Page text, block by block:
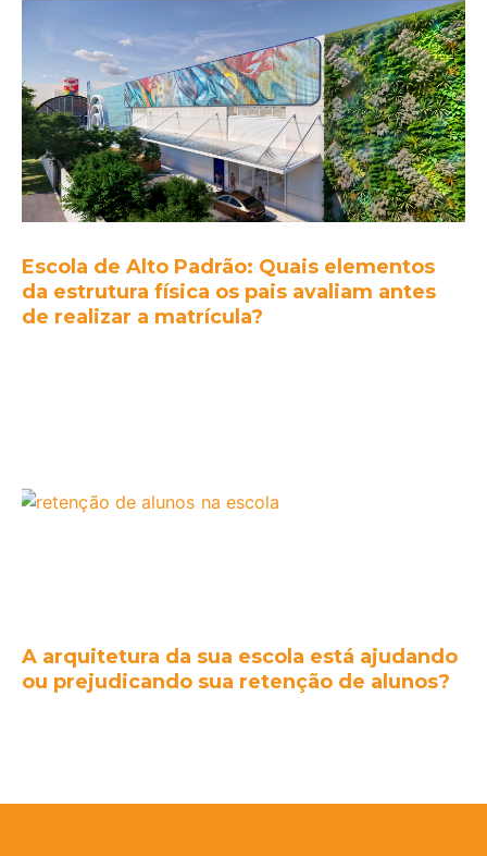
Escola de Alto Padrão: Quais elementos
da estrutura física os pais avaliam antes
de realizar a matrícula?
A arquitetura da sua escola está ajudando
ou prejudicando sua retenção de alunos?